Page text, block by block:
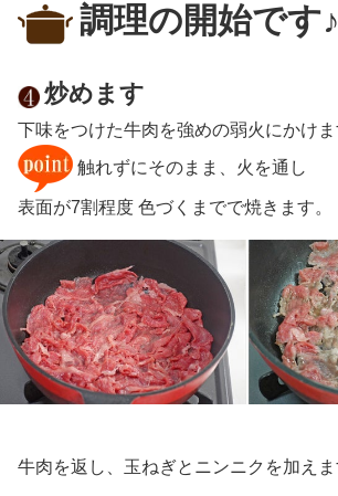
調理の開始です♪
炒めます
下味をつけた牛肉を強めの弱火にかけま
触れずにそのまま、火を通し
表面が7割程度 色づくまでで焼きます。
牛肉を返し、玉ねぎとニンニクを加えま